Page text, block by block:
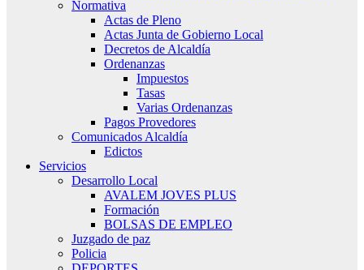
Normativa
Actas de Pleno
Actas Junta de Gobierno Local
Decretos de Alcaldía
Ordenanzas
Impuestos
Tasas
Varias Ordenanzas
Pagos Provedores
Comunicados Alcaldía
Edictos
Servicios
Desarrollo Local
AVALEM JOVES PLUS
Formación
BOLSAS DE EMPLEO
Juzgado de paz
Policia